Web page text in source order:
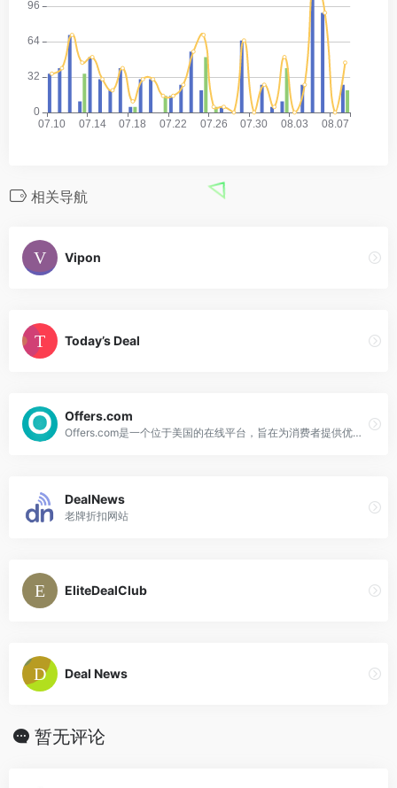
相关导航
Vipon
Today’s Deal
Offers.com
Offers.com是一个位于美国的在线平台，旨在为消费者提供优惠券、折扣码等促销信息，以便以更优惠的价格购买产品
DealNews
老牌折扣网站
EliteDealClub
Deal News
暂无评论